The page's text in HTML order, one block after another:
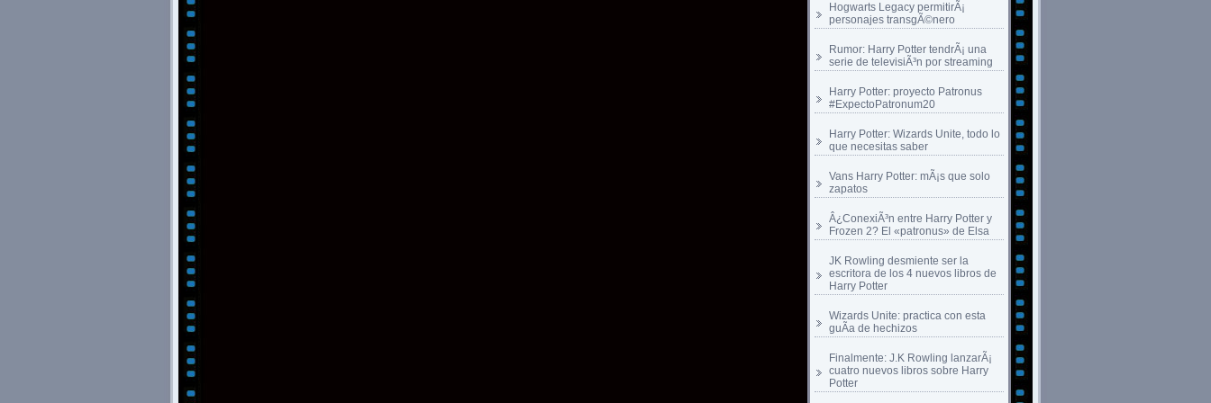
Hogwarts Legacy permitirÃ¡
personajes transgÃ©nero
Rumor: Harry Potter tendrÃ¡ una
serie de televisiÃ³n por streaming
Harry Potter: proyecto Patronus
#ExpectoPatronum20
Harry Potter: Wizards Unite, todo lo
que necesitas saber
Vans Harry Potter: mÃ¡s que solo
zapatos
Â¿ConexiÃ³n entre Harry Potter y
Frozen 2? El «patronus» de Elsa
JK Rowling desmiente ser la
escritora de los 4 nuevos libros de
Harry Potter
Wizards Unite: practica con esta
guÃ­a de hechizos
Finalmente: J.K Rowling lanzarÃ¡
cuatro nuevos libros sobre Harry
Potter